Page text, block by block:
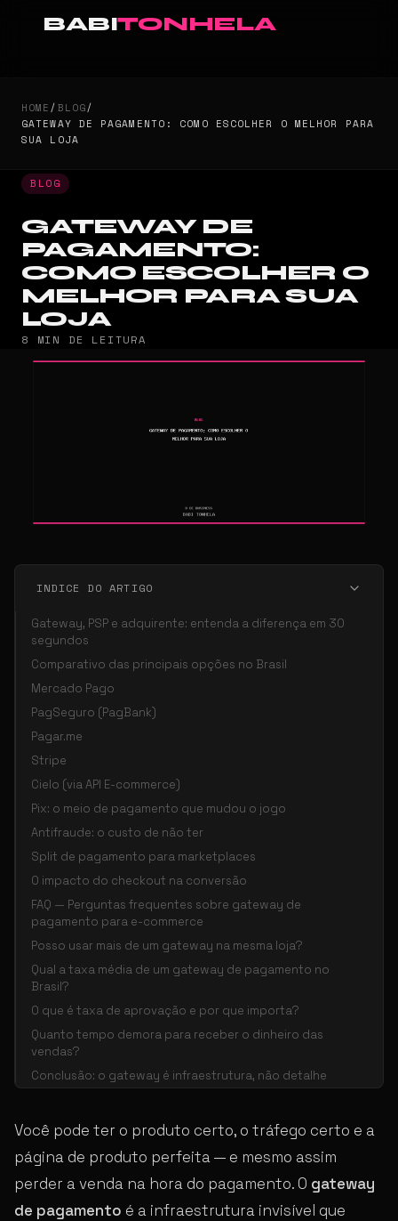
BABITONHELA
HOME/BLOG/
GATEWAY DE PAGAMENTO: COMO ESCOLHER O MELHOR PARA
SUA LOJA
BLOG
GATEWAY DE
PAGAMENTO:
COMO ESCOLHER O
MELHOR PARA SUA
LOJA
8 MIN DE LEITURA
INDICE DO ARTIGO
Gateway, PSP e adquirente: entenda a diferença em 30
segundos
Comparativo das principais opções no Brasil
Mercado Pago
PagSeguro (PagBank)
Pagar.me
Stripe
Cielo (via API E-commerce)
Pix: o meio de pagamento que mudou o jogo
Antifraude: o custo de não ter
Split de pagamento para marketplaces
O impacto do checkout na conversão
FAQ — Perguntas frequentes sobre gateway de
pagamento para e-commerce
Posso usar mais de um gateway na mesma loja?
Qual a taxa média de um gateway de pagamento no
Brasil?
O que é taxa de aprovação e por que importa?
Quanto tempo demora para receber o dinheiro das
vendas?
Conclusão: o gateway é infraestrutura, não detalhe
Você pode ter o produto certo, o tráfego certo e a
página de produto perfeita — e mesmo assim
perder a venda na hora do pagamento. O gateway
de pagamento é a infraestrutura invisível que